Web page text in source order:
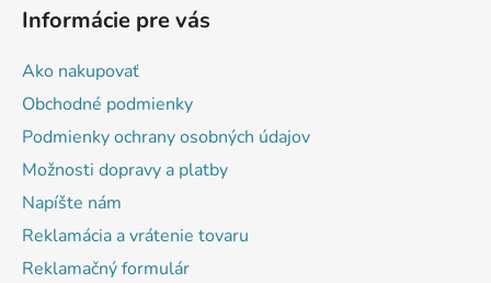
Informácie pre vás
Ako nakupovať
Obchodné podmienky
Podmienky ochrany osobných údajov
Možnosti dopravy a platby
Napíšte nám
Reklamácia a vrátenie tovaru
Reklamačný formulár